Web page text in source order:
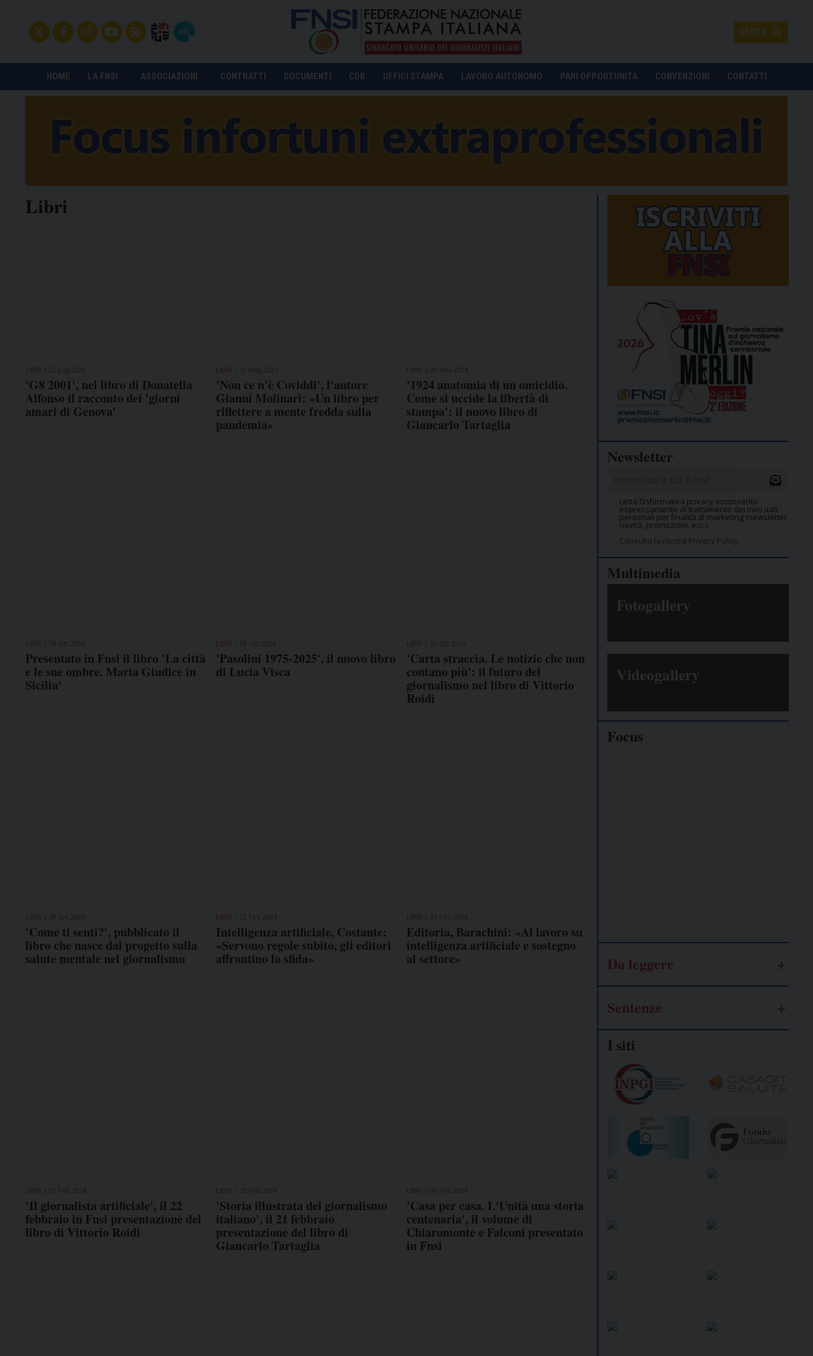
CERCA
HOME LA FNSI ASSOCIAZIONI CONTRATTI DOCUMENTI CDR UFFICI STAMPA LAVORO AUTONOMO PARI OPPORTUNITÀ CONVENZIONI CONTATTI
Libri
LIBRI
'G8 2001', nel libro di Donatella
Alfonso il racconto dei 'giorni
amari di Genova'
LIBRI
'Non ce n'è Coviddi', l'autore
Gianni Molinari: «Un libro per
riflettere a mente fredda sulla
pandemia»
LIBRI
'1924 anatomia di un omicidio.
Come si uccide la libertà di
stampa': il nuovo libro di
Giancarlo Tartaglia
LIBRI
Presentato in Fnsi il libro 'La città
e le sue ombre. Maria Giudice in
Sicilia'
LIBRI
'Pasolini 1975-2025', il nuovo libro
di Lucia Visca
LIBRI
'Carta straccia. Le notizie che non
contano più': il futuro del
giornalismo nel libro di Vittorio
Roidi
LIBRI
'Come ti senti?', pubblicato il
libro che nasce dal progetto sulla
salute mentale nel giornalismo
LIBRI
Intelligenza artificiale, Costante:
«Servono regole subito, gli editori
affrontino la sfida»
LIBRI
Editoria, Barachini: «Al lavoro su
intelligenza artificiale e sostegno
al settore»
LIBRI
'Il giornalista artificiale', il 22
febbraio in Fnsi presentazione del
libro di Vittorio Roidi
LIBRI
'Storia illustrata del giornalismo
italiano', il 21 febbraio
presentazione del libro di
Giancarlo Tartaglia
LIBRI
'Casa per casa. L'Unità una storia
centenaria', il volume di
Chiaromonte e Falconi presentato
in Fnsi
Newsletter
Letta l’informativa privacy acconsento
espressamente al trattamento dei miei dati
personali per finalità di marketing (newsletter,
novità, promozioni, ecc.).
Consulta la nostra Privacy Policy.
Multimedia
Fotogallery
Videogallery
Focus
Da leggere
Sentenze
I siti